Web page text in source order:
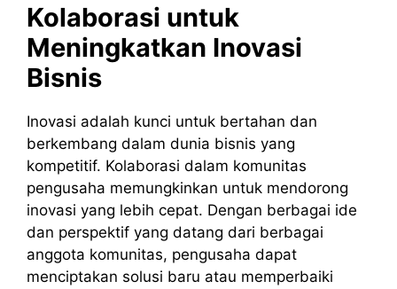
Kolaborasi untuk
Meningkatkan Inovasi
Bisnis
Inovasi adalah kunci untuk bertahan dan
berkembang dalam dunia bisnis yang
kompetitif. Kolaborasi dalam komunitas
pengusaha memungkinkan untuk mendorong
inovasi yang lebih cepat. Dengan berbagai ide
dan perspektif yang datang dari berbagai
anggota komunitas, pengusaha dapat
menciptakan solusi baru atau memperbaiki